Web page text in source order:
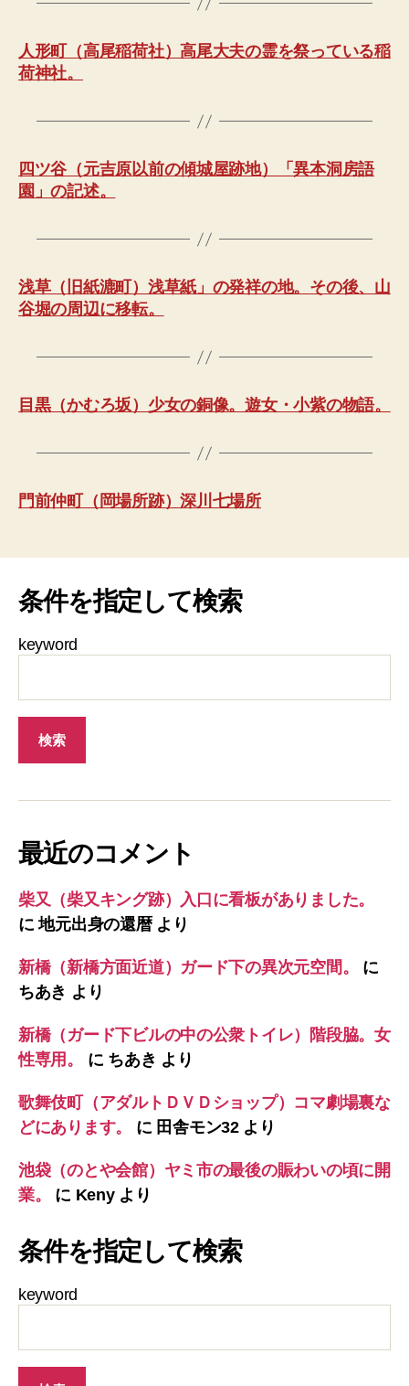
人形町（高尾稲荷社）高尾大夫の霊を祭っている稲
荷神社。
四ツ谷（元吉原以前の傾城屋跡地）「異本洞房語
園」の記述。
浅草（旧紙漉町）浅草紙」の発祥の地。その後、山
谷堀の周辺に移転。
目黒（かむろ坂）少女の銅像。遊女・小紫の物語。
門前仲町（岡場所跡）深川七場所
条件を指定して検索
keyword
最近のコメント
柴又（柴又キング跡）入口に看板がありました。
に地元出身の還暦より
新橋（新橋方面近道）ガード下の異次元空間。
に
ちあき より
新橋（ガード下ビルの中の公衆トイレ）階段脇。女
性専用。
に ちあき より
歌舞伎町（アダルトＤＶＤショップ）コマ劇場裏な
どにあります。
に 田舎モン32より
池袋（のとや会館）ヤミ市の最後の賑わいの頃に開
業。
に Kenyより
条件を指定して検索
keyword